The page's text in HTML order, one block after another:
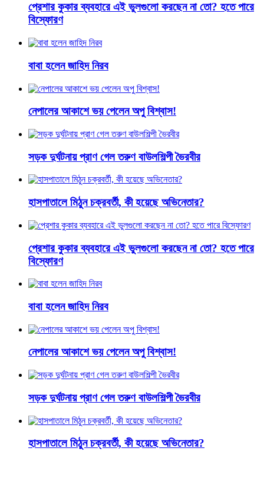
প্রেশার কুকার ব্যবহারে এই ভুলগুলো করছেন না তো? হতে পারে
বিস্ফোরণ
বাবা হলেন জাহিদ নিরব
নেপালের আকাশে ভয় পেলেন অপু বিশ্বাস!
সড়ক দুর্ঘটনায় প্রাণ গেল তরুণ বাউলশিল্পী ভৈরবীর
হাসপাতালে মিঠুন চক্রবর্তী, কী হয়েছে অভিনেতার?
প্রেশার কুকার ব্যবহারে এই ভুলগুলো করছেন না তো? হতে পারে
বিস্ফোরণ
বাবা হলেন জাহিদ নিরব
নেপালের আকাশে ভয় পেলেন অপু বিশ্বাস!
সড়ক দুর্ঘটনায় প্রাণ গেল তরুণ বাউলশিল্পী ভৈরবীর
হাসপাতালে মিঠুন চক্রবর্তী, কী হয়েছে অভিনেতার?